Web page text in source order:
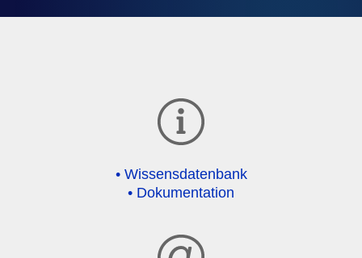
• Wissensdatenbank
• Dokumentation